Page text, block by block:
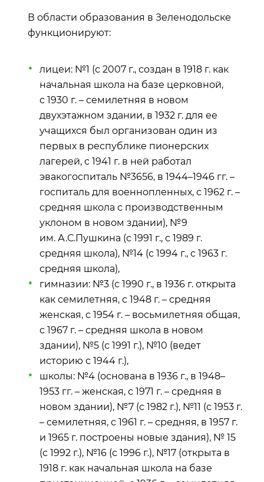
В области образования в Зеленодольске
функционируют:
лицеи: №1 (с 2007 г., создан в 1918 г. как
начальная школа на базе церковной,
с 1930 г. – семилетняя в новом
двухэтажном здании, в 1932 г. для ее
учащихся был организован один из
первых в республике пионерских
лагерей, с 1941 г. в ней работал
эвакогоспиталь №3656, в 1944–1946 гг. –
госпиталь для военнопленных, с 1962 г. –
средняя школа с производственным
уклоном в новом здании), №9
им. А.С.Пушкина (с 1991 г., с 1989 г.
средняя школа), №14 (с 1994 г., с 1963 г.
средняя школа),
гимназии: №3 (с 1990 г., в 1936 г. открыта
как семилетняя, с 1948 г. – средняя
женская, с 1954 г. – восьмилетняя общая,
с 1967 г. – средняя школа в новом
здании), №5 (с 1991 г.), №10 (ведет
историю с 1944 г.),
школы: №4 (основана в 1936 г., в 1948–
1953 гг. – женская, с 1971 г. – средняя в
новом здании), №7 (с 1982 г.), №11 (с 1953 г.
– семилетняя, с 1961 г. – средняя, в 1957 г.
и 1965 г. построены новые здания), № 15
(с 1992 г.), №16 (с 1996 г.), №17 (открыта в
1918 г. как начальная школа на базе